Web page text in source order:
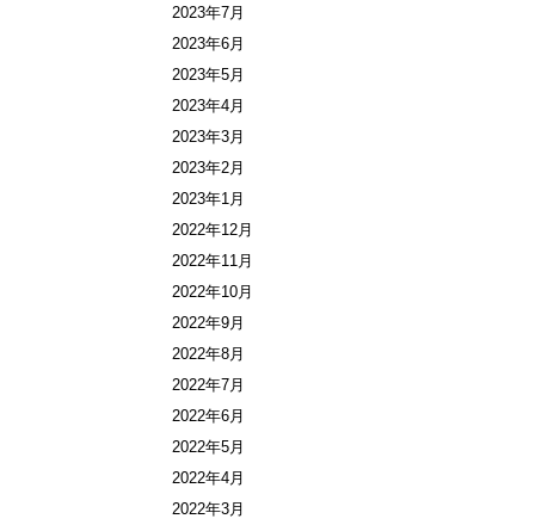
2023年7月
2023年6月
2023年5月
2023年4月
2023年3月
2023年2月
2023年1月
2022年12月
2022年11月
2022年10月
2022年9月
2022年8月
2022年7月
2022年6月
2022年5月
2022年4月
2022年3月